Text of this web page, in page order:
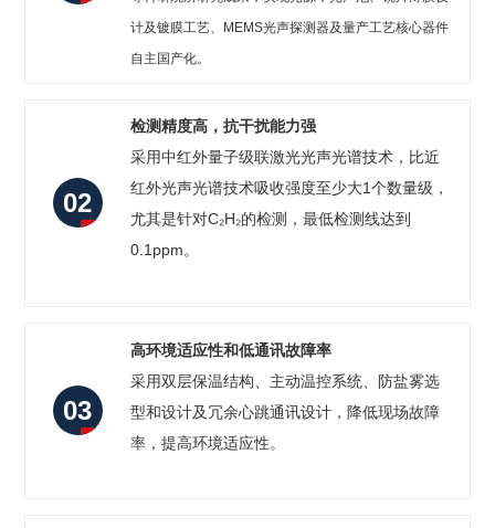
计及镀膜工艺、MEMS光声探测器及量产工艺核心器件
自主国产化。
02
检测精度高，抗干扰能力强
采用中红外量子级联激光光声光谱技术，比近
红外光声光谱技术吸收强度至少大1个数量级，
尤其是针对C₂H₂的检测，最低检测线达到
0.1ppm。
03
高环境适应性和低通讯故障率
采用双层保温结构、主动温控系统、防盐雾选
型和设计及冗余心跳通讯设计，降低现场故障
率，提高环境适应性。